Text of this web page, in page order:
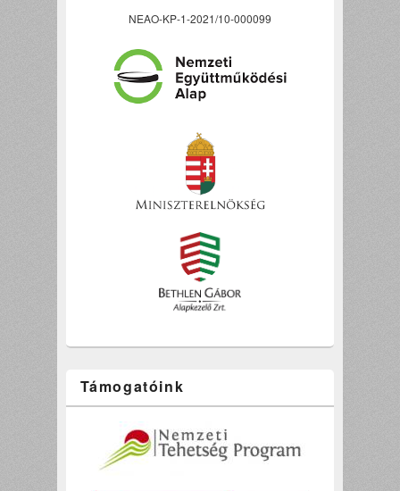
NEAO-KP-1-2021/10-000099
Támogatóink